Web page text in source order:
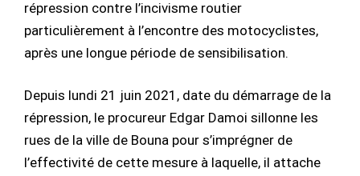
répression contre l’incivisme routier
particulièrement à l’encontre des motocyclistes,
après une longue période de sensibilisation.
Depuis lundi 21 juin 2021, date du démarrage de la
répression, le procureur Edgar Damoi sillonne les
rues de la ville de Bouna pour s’imprégner de
l’effectivité de cette mesure à laquelle, il attache